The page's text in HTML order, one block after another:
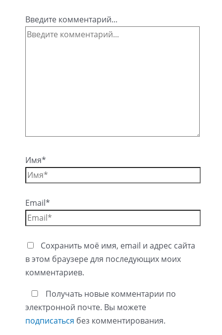
Введите комментарий...
Имя*
Email*
Сохранить моё имя, email и адрес сайта
в этом браузере для последующих моих
комментариев.
Получать новые комментарии по
электронной почте. Вы можете
подписаться без комментирования.